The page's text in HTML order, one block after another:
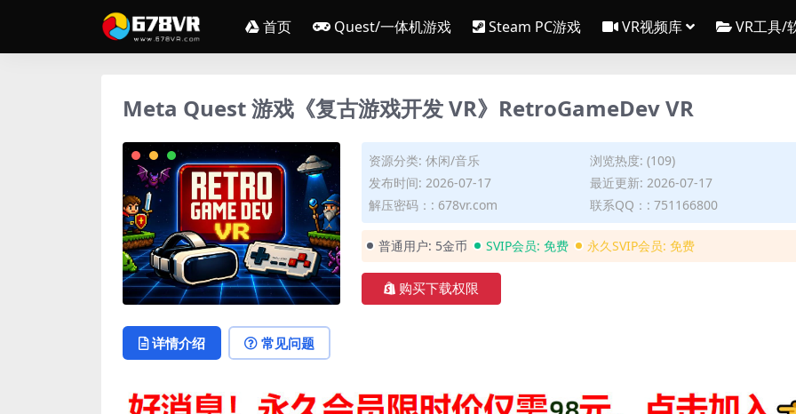
首页 Quest/一体机游戏 Steam PC游戏 VR视频库 VR工具/
Meta Quest 游戏《复古游戏开发 VR》RetroGameDev VR
资源分类: 休闲/音乐
浏览热度: (109)
发布时间: 2026-07-17
最近更新: 2026-07-17
解压密码：: 678vr.com
联系QQ：: 751166800
普通用户: 5金币 SVIP会员: 免费 永久SVIP会员: 免费
购买下载权限
详情介绍 常见问题